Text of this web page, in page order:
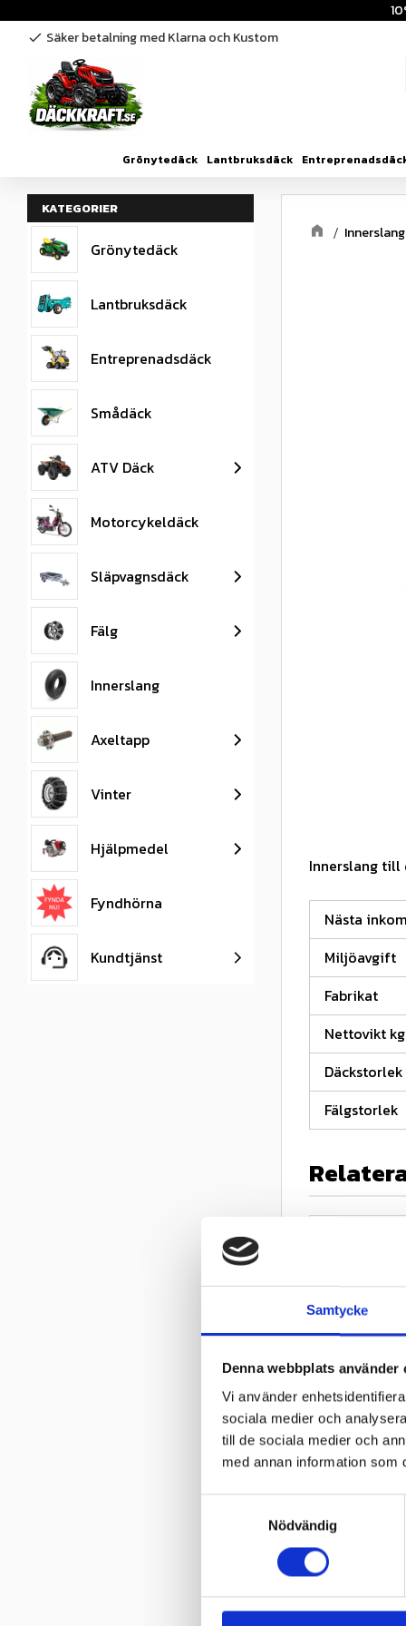
Samtycke
Denna webbplats använder
Vi använder
sociala medier och
till de sociala medier och
med annan information som
Nödvändig
check Säker betalning med Klarna och Kustom
Grönytedäck Lantbruksdäck
Innerslang
Innerslang till
Nästa
Miljöavgift
Fabrikat
Nettovikt kg
Däckstorlek
Fälgstorlek
Innerslang
7777/90/
Innerslang till
80kr
Omdömen
KATEGORIER
Grönytedäck
Lantbruksdäck
Entreprenadsdäck
Smådäck
ATV Däck
Motorcykeldäck
Släpvagnsdäck
Fälg
Innerslang
Axeltapp
Vinter
Hjälpmedel
Fyndhörna
Kundtjänst